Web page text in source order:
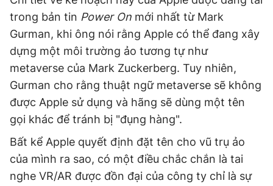
Giấy phép xuất bản số 110/GP - BTTTT cấp ngày 24.3.2020
© 2003-2026 Bản quyền thuộc về Báo Thanh Niên. Cấm sao
chép dưới mọi hình thức nếu không có sự chấp thuận bằng văn
bản. Phát triển bởi ePi Technologies, JSC.
trong bản tin Power On mới nhất từ Mark
Gurman, khi ông nói rằng Apple có thể đang xây
dựng một môi trường ảo tương tự như
metaverse của Mark Zuckerberg. Tuy nhiên,
Gurman cho rằng thuật ngữ metaverse sẽ không
được Apple sử dụng và hãng sẽ dùng một tên
gọi khác để tránh bị "đụng hàng".
Bất kể Apple quyết định đặt tên cho vũ trụ ảo
của mình ra sao, có một điều chắc chắn là tai
nghe VR/AR được đồn đại của công ty chỉ là sự